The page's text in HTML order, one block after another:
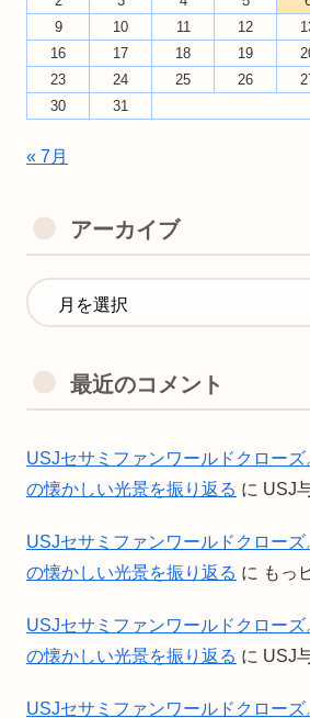
9
10 11 12
16
17 18 19
23
24 25 26
30
31
« 7月
アーカイブ
最近のコメント
USJセサミファンワールドクロー
の懐かしい光景を振り返る に USJ
USJセサミファンワールドクロー
の懐かしい光景を振り返る に もっ
USJセサミファンワールドクロー
の懐かしい光景を振り返る に USJ
USJセサミファンワールドクロー